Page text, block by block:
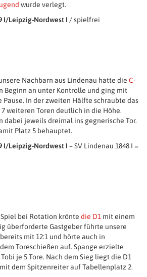
wurde verlegt.
I/Leipzig-Nordwest I / spielfrei
Nachbarn aus Lindenau hatte die C-
Beginn an unter Kontrolle und ging mit
Pause. In der zweiten Hälfte schraubte das
weiteren Toren deutlich in die Höhe.
dabei jeweils dreimal ins gegnerische Tor.
Platz 5 behauptet.
I/Leipzig-Nordwest I – SV Lindenau 1848 I =
bei Rotation krönte die D1 mit einem
überforderte Gastgeber führte unsere
mit 12:1 und hörte auch in
Toreschießen auf. Spange erzielte
je 5 Tore. Nach dem Sieg liegt die D1
dem Spitzenreiter auf Tabellenplatz 2.